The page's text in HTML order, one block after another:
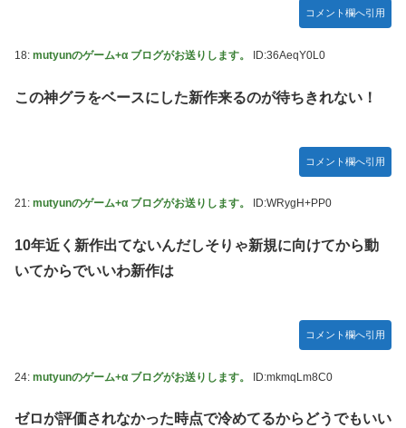
部屋作りゲーム、確率で出現するイカを見るとクラッシュす
る不具合が発生
かわいそう…会社滅茶苦茶やろなぁ」
性接待を行い審判を買収していたことが発覚…（ﾌﾞﾙﾌﾞﾙ」＝
【元NMB48】安部若菜、卒業して早くもお酒解禁
木坂46】
モーニング娘。'25『気になるその気の歌』ってガチで名曲
冨里奈央ちゃん、おへそ見せガチでエグいって・・・
コメント欄へ引用
18: mutyunのゲーム+α ブログがお送りします。 ID:36AeqY0L0
この神グラをベースにした新作来るのが待ちきれない！
コメント欄へ引用
21: mutyunのゲーム+α ブログがお送りします。 ID:WRygH+PP0
10年近く新作出てないんだしそりゃ新規に向けてから動
いてからでいいわ新作は
コメント欄へ引用
24: mutyunのゲーム+α ブログがお送りします。 ID:mkmqLm8C0
ゼロが評価されなかった時点で冷めてるからどうでもいい